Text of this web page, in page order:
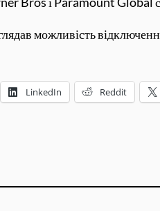
можливість
LinkedIn Reddit